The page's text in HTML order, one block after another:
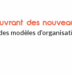
des
modèles